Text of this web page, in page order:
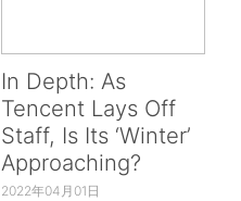
In Depth: As
Tencent Lays Off
Staff, Is Its ‘Winter’
Approaching?
2022年04月01日